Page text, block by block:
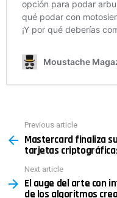
more
Previous article
Mastercard finaliza
tarjetas
Next article
El auge del arte con
de los algoritmos